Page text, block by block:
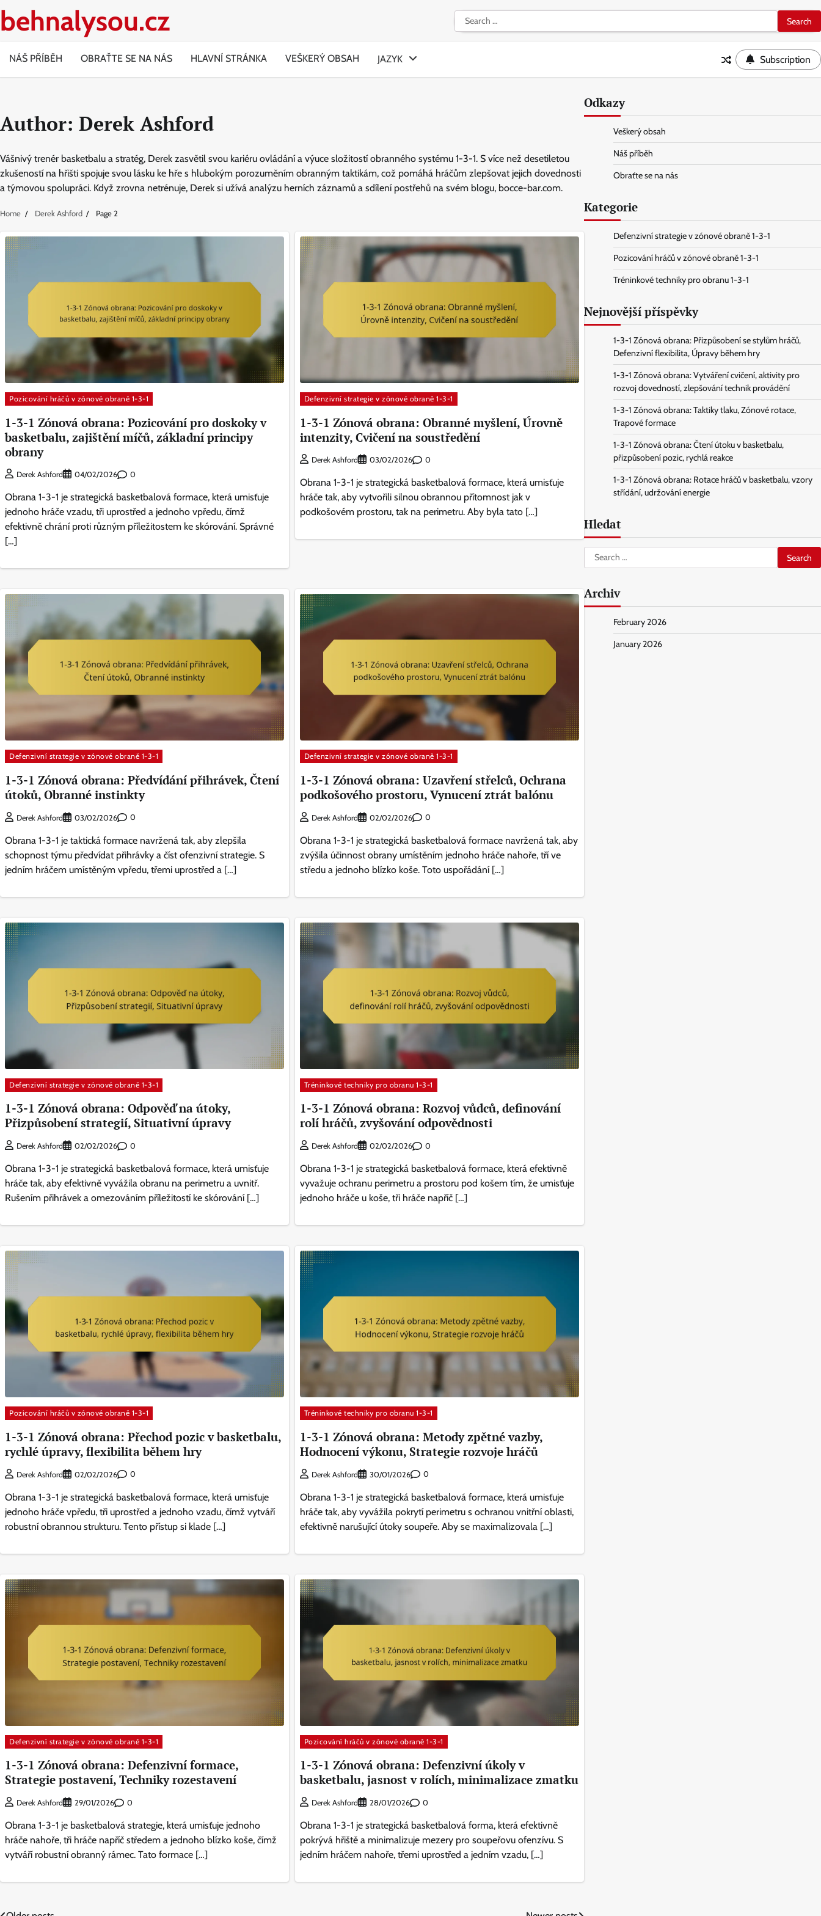
to
behnalysou.cz
Search
for:
NÁŠ PŘÍBĚH OBRAŤTE SE NA NÁS HLAVNÍ STRÁNKA VEŠKERÝ OBSAH JAZYK Subscription
Author: Derek Ashford
Vášnivý trenér basketbalu a stratég, Derek zasvětil svou kariéru ovládání a výuce složitostí obranného systému 1-3-1. S více než desetiletou
zkušeností na hřišti spojuje svou lásku ke hře s hlubokým porozuměním obranným taktikám, což pomáhá hráčům zlepšovat jejich dovednosti
a týmovou spolupráci. Když zrovna netrénuje, Derek si užívá analýzu herních záznamů a sdílení postřehů na svém blogu, bocce-bar.com.
Home Derek Ashford Page 2
Pozicování hráčů v zónové obraně 1-3-1
1-3-1 Zónová obrana: Pozicování pro doskoky v
basketbalu, zajištění míčů, základní principy
obrany
Derek Ashford 04/02/2026 0
Obrana 1-3-1 je strategická basketbalová formace, která umisťuje
jednoho hráče vzadu, tři uprostřed a jednoho vpředu, čímž
efektivně chrání proti různým příležitostem ke skórování. Správné
[…]
Defenzivní strategie v zónové obraně 1-3-1
1-3-1 Zónová obrana: Obranné myšlení, Úrovně
intenzity, Cvičení na soustředění
Derek Ashford 03/02/2026 0
Obrana 1-3-1 je strategická basketbalová formace, která umisťuje
hráče tak, aby vytvořili silnou obrannou přítomnost jak v
podkošovém prostoru, tak na perimetru. Aby byla tato […]
Defenzivní strategie v zónové obraně 1-3-1
1-3-1 Zónová obrana: Předvídání přihrávek, Čtení
útoků, Obranné instinkty
Derek Ashford 03/02/2026 0
Obrana 1-3-1 je taktická formace navržená tak, aby zlepšila
schopnost týmu předvídat přihrávky a číst ofenzivní strategie. S
jedním hráčem umístěným vpředu, třemi uprostřed a […]
Defenzivní strategie v zónové obraně 1-3-1
1-3-1 Zónová obrana: Uzavření střelců, Ochrana
podkošového prostoru, Vynucení ztrát balónu
Derek Ashford 02/02/2026 0
Obrana 1-3-1 je strategická basketbalová formace navržená tak, aby
zvýšila účinnost obrany umístěním jednoho hráče nahoře, tří ve
středu a jednoho blízko koše. Toto uspořádání […]
Defenzivní strategie v zónové obraně 1-3-1
1-3-1 Zónová obrana: Odpověď na útoky,
Přizpůsobení strategií, Situativní úpravy
Derek Ashford 02/02/2026 0
Obrana 1-3-1 je strategická basketbalová formace, která umisťuje
hráče tak, aby efektivně vyvážila obranu na perimetru a uvnitř.
Rušením přihrávek a omezováním příležitostí ke skórování […]
Tréninkové techniky pro obranu 1-3-1
1-3-1 Zónová obrana: Rozvoj vůdců, definování
rolí hráčů, zvyšování odpovědnosti
Derek Ashford 02/02/2026 0
Obrana 1-3-1 je strategická basketbalová formace, která efektivně
vyvažuje ochranu perimetru a prostoru pod košem tím, že umisťuje
jednoho hráče u koše, tři hráče napříč […]
Pozicování hráčů v zónové obraně 1-3-1
1-3-1 Zónová obrana: Přechod pozic v basketbalu,
rychlé úpravy, flexibilita během hry
Derek Ashford 02/02/2026 0
Obrana 1-3-1 je strategická basketbalová formace, která umisťuje
jednoho hráče vpředu, tři uprostřed a jednoho vzadu, čímž vytváří
robustní obrannou strukturu. Tento přístup si klade […]
Tréninkové techniky pro obranu 1-3-1
1-3-1 Zónová obrana: Metody zpětné vazby,
Hodnocení výkonu, Strategie rozvoje hráčů
Derek Ashford 30/01/2026 0
Obrana 1-3-1 je strategická basketbalová formace, která umisťuje
hráče tak, aby vyvážila pokrytí perimetru s ochranou vnitřní oblasti,
efektivně narušující útoky soupeře. Aby se maximalizovala […]
Defenzivní strategie v zónové obraně 1-3-1
1-3-1 Zónová obrana: Defenzivní formace,
Strategie postavení, Techniky rozestavení
Derek Ashford 29/01/2026 0
Obrana 1-3-1 je basketbalová strategie, která umisťuje jednoho
hráče nahoře, tři hráče napříč středem a jednoho blízko koše, čímž
vytváří robustní obranný rámec. Tato formace […]
Pozicování hráčů v zónové obraně 1-3-1
1-3-1 Zónová obrana: Defenzivní úkoly v
basketbalu, jasnost v rolích, minimalizace zmatku
Derek Ashford 28/01/2026 0
Obrana 1-3-1 je strategická basketbalová forma, která efektivně
pokrývá hřiště a minimalizuje mezery pro soupeřovu ofenzívu. S
jedním hráčem nahoře, třemi uprostřed a jedním vzadu, […]
Odkazy
Veškerý obsah
Náš příběh
Obraťte se na nás
Kategorie
Defenzivní strategie v zónové obraně 1-3-1
Pozicování hráčů v zónové obraně 1-3-1
Tréninkové techniky pro obranu 1-3-1
Nejnovější příspěvky
1-3-1 Zónová obrana: Přizpůsobení se stylům hráčů,
Defenzivní flexibilita, Úpravy během hry
1-3-1 Zónová obrana: Vytváření cvičení, aktivity pro
rozvoj dovedností, zlepšování technik provádění
1-3-1 Zónová obrana: Taktiky tlaku, Zónové rotace,
Trapové formace
1-3-1 Zónová obrana: Čtení útoku v basketbalu,
přizpůsobení pozic, rychlá reakce
1-3-1 Zónová obrana: Rotace hráčů v basketbalu, vzory
střídání, udržování energie
Hledat
Search
for:
Archiv
February 2026
January 2026